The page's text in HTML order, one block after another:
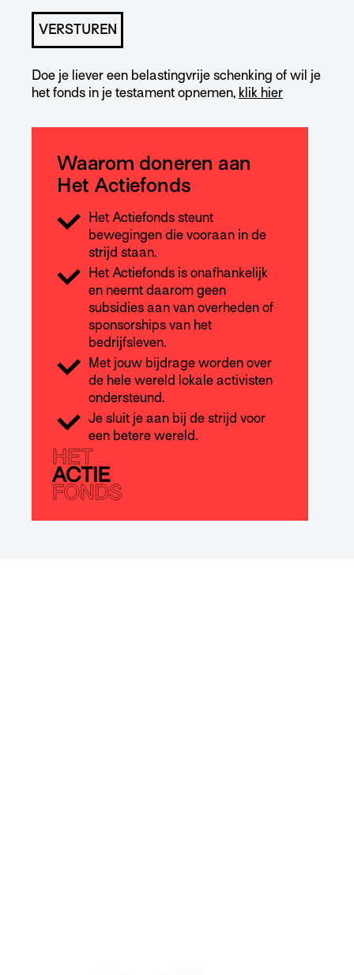
Doe je liever een belastingvrije schenking of wil je
het fonds in je testament opnemen, klik hier
Waarom doneren aan
Het Actiefonds
Het Actiefonds steunt
bewegingen die vooraan in de
strijd staan.
Het Actiefonds is onafhankelijk
en neemt daarom geen
subsidies aan van overheden of
sponsorships van het
bedrijfsleven.
Met jouw bijdrage worden over
de hele wereld lokale activisten
ondersteund.
Je sluit je aan bij de strijd voor
een betere wereld.